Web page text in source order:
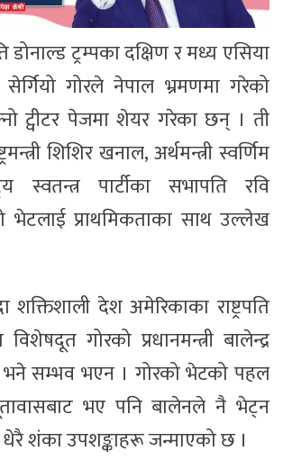
डोनाल्ड ट्रम्पका दक्षिण र मध्य एसिया
गोरले नेपाल भ्रमणमा गरेको
ट्वीटर पेजमा शेयर गरेका छन् । ती
शिशिर खनाल, अर्थमन्त्री स्वर्णिम
स्वतन्त्र पार्टीका सभापति रवि
भेटलाई प्राथमिकताका साथ उल्लेख
शक्तिशाली देश अमेरिकाका राष्ट्रपति
विशेषदूत गोरको प्रधानमन्त्री बालेन्द्र
सम्भव भएन । गोरको भेटको पहल
भए पनि बालेनले नै भेट्न
शंका उपशङ्काहरू जन्माएको छ ।